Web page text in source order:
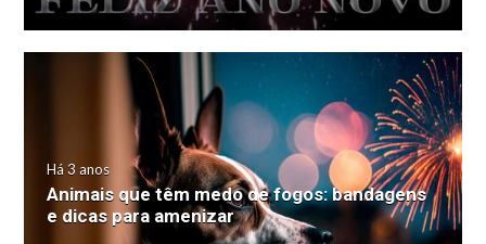
Há 3 anos
Animais que têm medo de fogos: bandagens
e dicas para amenizar